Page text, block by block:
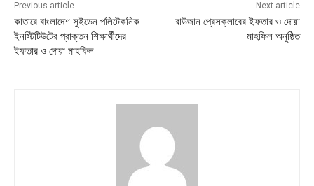
Previous article
কাতারে বাংলাদেশ সুইডেন পলিটেকনিক
ইনস্টিটিউটের প্রাক্তন শিক্ষার্থীদের
ইফতার ও দোয়া মাহফিল
Next article
রাউজান প্রেসক্লাবের ইফতার ও দোয়া
মাহফিল অনুষ্ঠিত